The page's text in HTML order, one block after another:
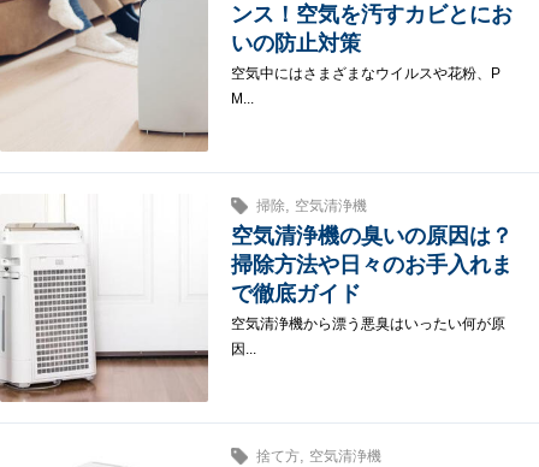
ンス！空気を汚すカビとにお
いの防止対策
空気中にはさまざまなウイルスや花粉、P
M...
掃除, 空気清浄機
空気清浄機の臭いの原因は？
掃除方法や日々のお手入れま
で徹底ガイド
空気清浄機から漂う悪臭はいったい何が原
因...
捨て方, 空気清浄機